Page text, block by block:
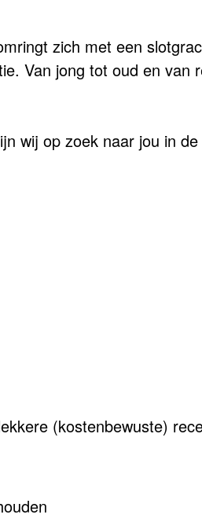
zich met een
Van jong tot oud en van
wij op zoek naar jou in
(kostenbewuste)